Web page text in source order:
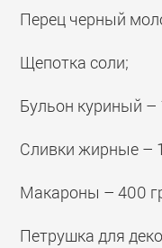
Перец черный
Щепотка соли;
Бульон куриный –
Сливки жирные –
Макароны – 400
Петрушка для